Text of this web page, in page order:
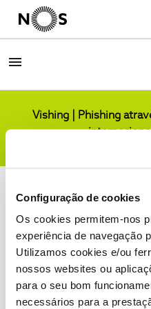
Configuração de cookies
Os cookies permitem-nos
experiência de navegação
Utilizamos cookies e/ou
nossos websites ou
para o seu bom
necessários para a
Vishing | Phishing
Condições do Fórum